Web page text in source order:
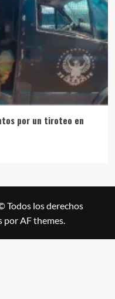
por un tiroteo en
Todos los derechos
por AF themes.